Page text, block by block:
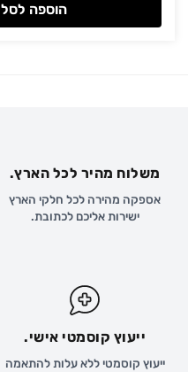
הוספה לסל
משלוח מהיר לכל הארץ.
אספקה מהירה לכל חלקי הארץ
ישירות אליכם לכתובת.
ייעוץ קוסמטי אישי.
ייעוץ קוסמטי ללא עלות להתאמה